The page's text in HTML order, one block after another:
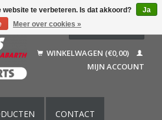
Français
English (US)
WINKELWAGEN (€0,00)
MIJN ACCOUNT
CONTACT
website te verbeteren. Is dat akkoord?
Ja
Meer over cookies »